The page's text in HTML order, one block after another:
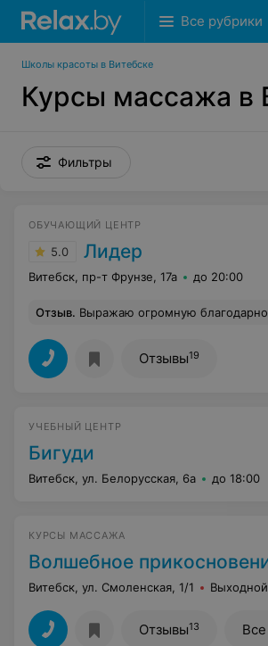
Все рубрики
Школы красоты в Витебске
Курсы массажа в
Фильтры
ОБУЧАЮЩИЙ ЦЕНТР
5.0 Лидер
Витебск, пр-т Фрунзе, 17а до 20:00
Отзыв. Выражаю огромную благодарность учебному центру "Курсы Лидер", а особенно преподавателю. Она замечательный преподаватель, которая
Отзывы19
УЧЕБНЫЙ ЦЕНТР
Бигуди
Витебск, ул. Белорусская, 6а до 18:00
КУРСЫ МАССАЖА
Волшебное
Витебск, ул. Смоленская, 1/1 Выходной
Отзывы13